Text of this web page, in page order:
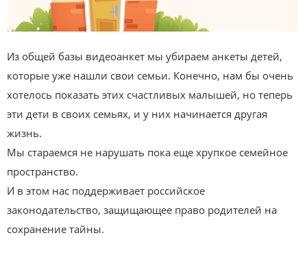
Из общей базы видеоанкет мы убираем анкеты детей,
которые уже нашли свои семьи. Конечно, нам бы очень
хотелось показать этих счастливых малышей, но теперь
эти дети в своих семьях, и у них начинается другая
жизнь.
Мы стараемся не нарушать пока еще хрупкое семейное
пространство.
И в этом нас поддерживает российское
законодательство, защищающее право родителей на
сохранение тайны.